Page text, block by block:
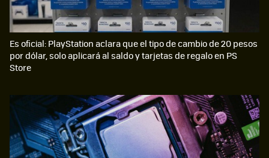
Es oficial: PlayStation aclara que el tipo de cambio de 20 pesos
por dólar, solo aplicará al saldo y tarjetas de regalo en PS
Store